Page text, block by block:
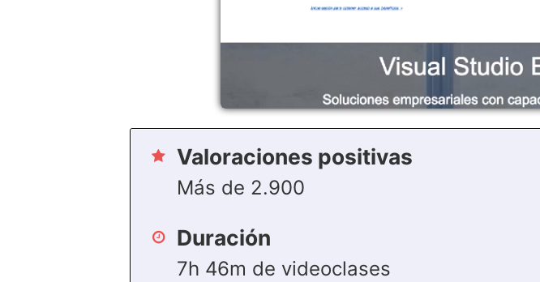
Valoraciones positivas
Más de 2.900
Duración
7h 46m de videoclases